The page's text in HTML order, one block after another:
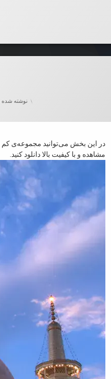
نوشته شده
در این بخش می‌توانید مجموعه‌‌ی کم
مشاهده و با کیفیت بالا دانلود کنید.